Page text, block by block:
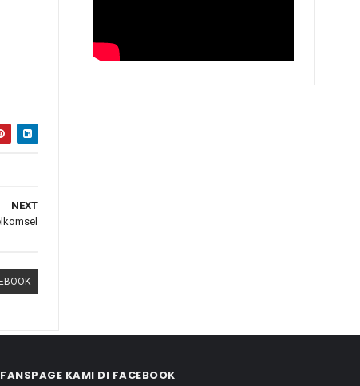
NEXT
FANSPAGE KAMI DI FACEBOOK